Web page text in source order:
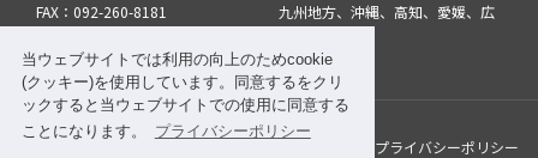
当ウェブサイトでは利用の向上のためcookie
(クッキー)を使用しています。同意するをクリ
ックすると当ウェブサイトでの使用に同意する
ことになります。
プライバシーポリシー
FAX：092-260-8181
九州地方、沖縄、高知、愛媛、広
このサイトについて プライバシーポリシー